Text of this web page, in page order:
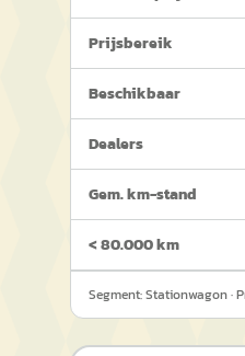
Prijsbereik
Beschikbaar
Dealers
Gem. km-stand
< 80.000 km
Segment:Stationwagon·